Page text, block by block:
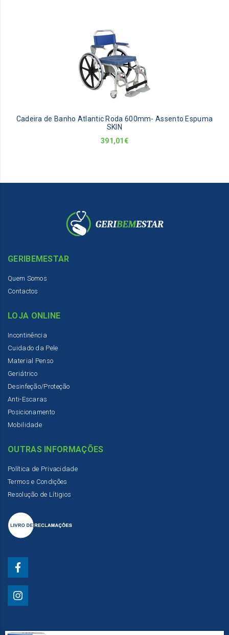
Cadeira de Banho Atlantic Roda 600mm- Assento Espuma
SKIN
391,01 €
GERIBEMESTAR
Quem Somos
Contactos
LOJA ONLINE
Incontinência
Cuidado da Pele
Material Penso
Geriátrico
Desinfeção/Proteção
Anti-Escaras
Posicionamento
Mobilidade
OUTRAS INFORMAÇÕES
Política de Privacidade
Termos e Condições
Resolução de Lítigios